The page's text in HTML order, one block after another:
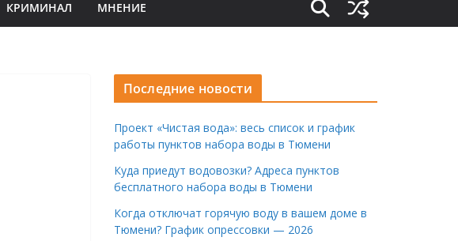
КРИМИНАЛ МНЕНИЕ
Последние новости
Проект «Чистая вода»: весь список и график
работы пунктов набора воды в Тюмени
Куда приедут водовозки? Адреса пунктов
бесплатного набора воды в Тюмени
Когда отключат горячую воду в вашем доме в
Тюмени? График опрессовки — 2026